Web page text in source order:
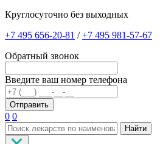
Круглосуточно без выходных
+7 495 656-20-81 /+7 495 981-57-67
Обратный звонок
Введите ваш номер телефона
0 0
Найти